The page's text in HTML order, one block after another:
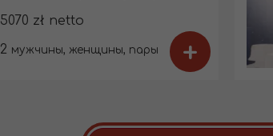
5070 zł netto
2 мужчины, женщины, пары +